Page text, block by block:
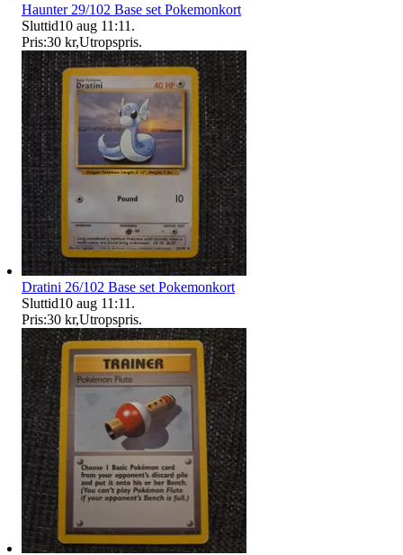
Haunter 29/102 Base set Pokemonkort
Sluttid10 aug 11:11 .
Pris:30 kr,Utropspris.
Dratini 26/102 Base set Pokemonkort
Sluttid10 aug 11:11 .
Pris:30 kr,Utropspris.